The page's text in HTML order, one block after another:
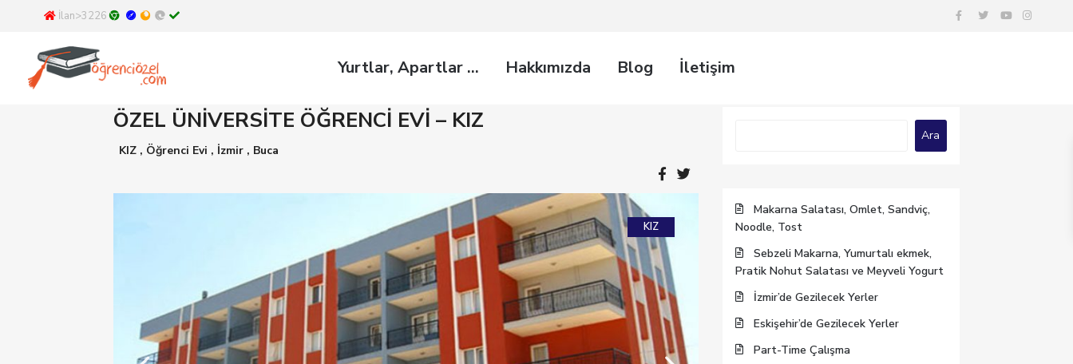
İlan>3226
Yurtlar, Apartlar … Hakkımızda Blog İletişim
ÖZEL ÜNİVERSİTE ÖĞRENCİ EVİ – KIZ
KIZ , Öğrenci Evi , İzmir , Buca
KIZ
Ara
Makarna Salatası, Omlet, Sandviç,
Noodle, Tost
Sebzeli Makarna, Yumurtalı ekmek,
Pratik Nohut Salatası ve Meyveli Yogurt
İzmir’de Gezilecek Yerler
Eskişehir’de Gezilecek Yerler
Part-Time Çalışma